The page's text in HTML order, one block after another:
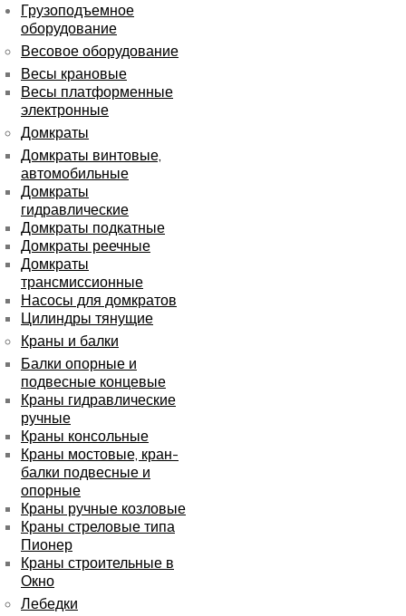
Грузоподъемное
оборудование
Весовое оборудование
Весы крановые
Весы платформенные
электронные
Домкраты
Домкраты винтовые,
автомобильные
Домкраты
гидравлические
Домкраты подкатные
Домкраты реечные
Домкраты
трансмиссионные
Насосы для домкратов
Цилиндры тянущие
Краны и балки
Балки опорные и
подвесные концевые
Краны гидравлические
ручные
Краны консольные
Краны мостовые, кран-
балки подвесные и
опорные
Краны ручные козловые
Краны стреловые типа
Пионер
Краны строительные в
Окно
Лебедки